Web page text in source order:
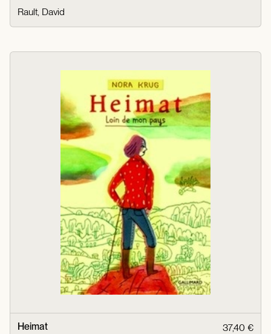
Rault, David
Heimat 37,40 €